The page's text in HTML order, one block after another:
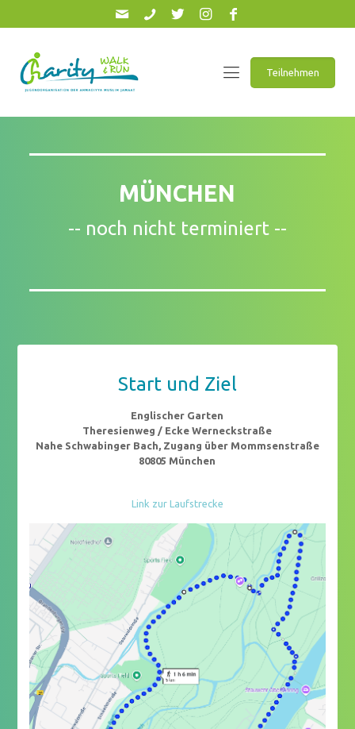
Teilnehmen
MÜNCHEN
-- noch nicht terminiert --
Start und Ziel
Englischer Garten
Theresienweg / Ecke Werneckstraße
Nahe Schwabinger Bach, Zugang über Mommsenstraße
80805 München
Link zur Laufstrecke